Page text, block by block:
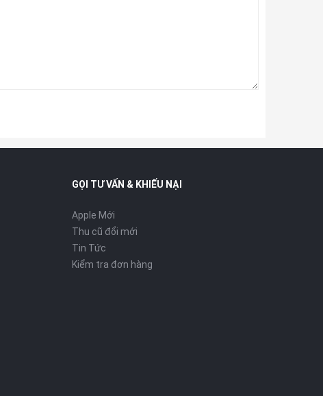
GỌI TƯ VẤN & KHIẾU NẠI
Apple Mới
Thu cũ đổi mới
Tin Tức
Kiểm tra đơn hàng